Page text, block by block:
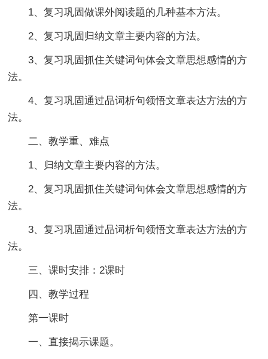
1、复习巩固做课外阅读题的几种基本方法。
2、复习巩固归纳文章主要内容的方法。
3、复习巩固抓住关键词句体会文章思想感情的方
法。
4、复习巩固通过品词析句领悟文章表达方法的方
法。
二、教学重、难点
1、归纳文章主要内容的方法。
2、复习巩固抓住关键词句体会文章思想感情的方
法。
3、复习巩固通过品词析句领悟文章表达方法的方
法。
三、课时安排：2课时
四、教学过程
第一课时
一、直接揭示课题。